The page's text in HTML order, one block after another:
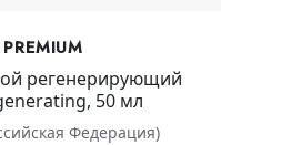
PREMIUM
регенерирующий
50 мл
Федерация)